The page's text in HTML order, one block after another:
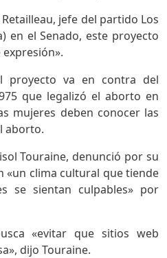
jefe del partido Los
en el Senado, este proyecto
proyecto va en contra del
que legalizó el aborto en
mujeres deben conocer las
aborto.
Touraine, denunció por su
«un clima cultural que tiende
se sientan culpables» por
«evitar que sitios web
dijo Touraine.